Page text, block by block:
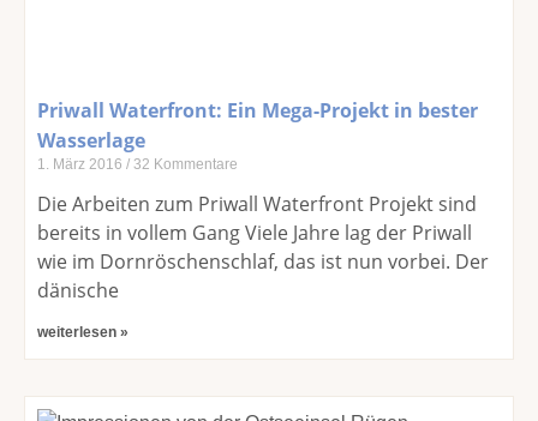
Priwall Waterfront: Ein Mega-Projekt in bester
Wasserlage
1. März 2016 32 Kommentare
Die Arbeiten zum Priwall Waterfront Projekt sind
bereits in vollem Gang Viele Jahre lag der Priwall
wie im Dornröschenschlaf, das ist nun vorbei. Der
dänische
weiterlesen »